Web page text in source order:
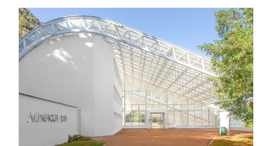
SRBIJA: LEPENSKI VIR – PRAISTORIJSKA
KULTURA